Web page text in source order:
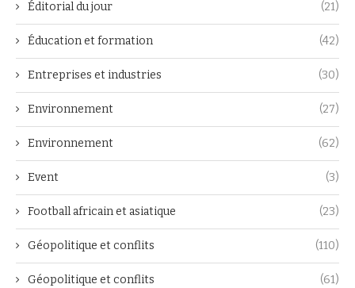
Éditorial du jour (21)
Éducation et formation (42)
Entreprises et industries (30)
Environnement (27)
Environnement (62)
Event (3)
Football africain et asiatique (23)
Géopolitique et conflits (110)
Géopolitique et conflits (61)